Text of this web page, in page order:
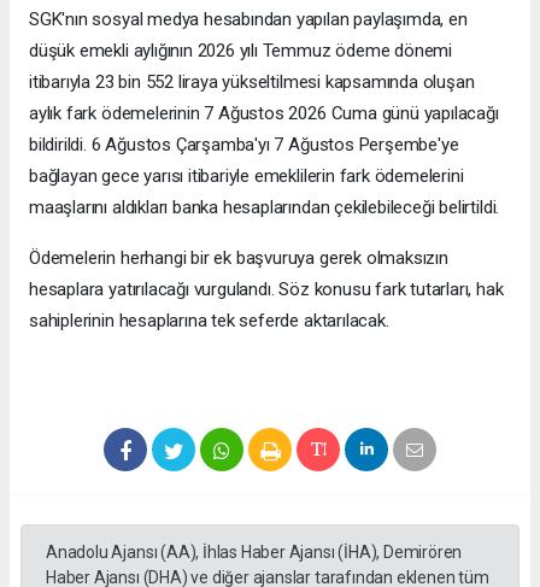
SGK'nın sosyal medya hesabından yapılan paylaşımda, en
düşük emekli aylığının 2026 yılı Temmuz ödeme dönemi
itibarıyla 23 bin 552 liraya yükseltilmesi kapsamında oluşan
aylık fark ödemelerinin 7 Ağustos 2026 Cuma günü yapılacağı
bildirildi. 6 Ağustos Çarşamba'yı 7 Ağustos Perşembe'ye
bağlayan gece yarısı itibariyle emeklilerin fark ödemelerini
maaşlarını aldıkları banka hesaplarından çekilebileceği belirtildi.
Ödemelerin herhangi bir ek başvuruya gerek olmaksızın
hesaplara yatırılacağı vurgulandı. Söz konusu fark tutarları, hak
sahiplerinin hesaplarına tek seferde aktarılacak.
Anadolu Ajansı (AA), İhlas Haber Ajansı (İHA), Demirören
Haber Ajansı (DHA) ve diğer ajanslar tarafından eklenen tüm